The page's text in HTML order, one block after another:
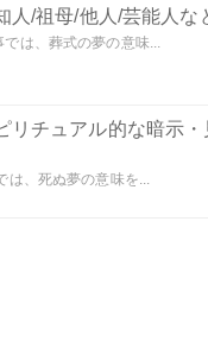
人/祖母/他人/芸能人な
は、葬式の夢の意味...
リチュアル的な暗示
は、死ぬ夢の意味を...